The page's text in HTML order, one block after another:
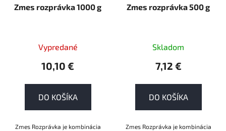
Zmes rozprávka 1000 g
Vypredané
10,10 €
DO KOŠÍKA
Zmes Rozprávka je kombinácia
Zmes rozprávka 500 g
Skladom
7,12 €
DO KOŠÍKA
Zmes Rozprávka je kombinácia